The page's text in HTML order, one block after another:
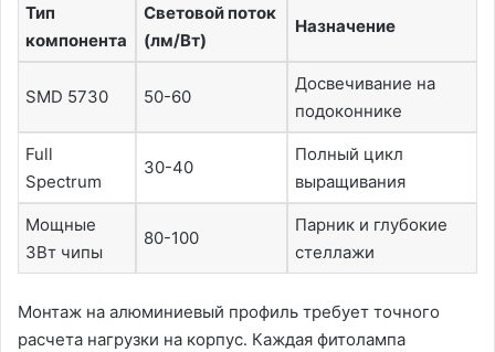
Тип
компонента
Световой поток
(лм/Вт)
Назначение
SMD 5730 50-60
Досвечивание на
подоконнике
Full
Spectrum
30-40
Полный цикл
выращивания
Мощные
3Вт чипы
80-100
Парник и глубокие
стеллажи
Монтаж на алюминиевый профиль требует точного
расчета нагрузки на корпус․ Каждая фитолампа